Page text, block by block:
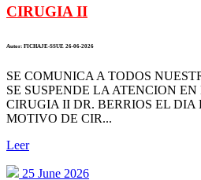
CIRUGIA II
Autor: FICHAJE-SSUE 26-06-2026
SE COMUNICA A TODOS
SE SUSPENDE LA ATENCION
CIRUGIA II DR. BERRIOS EL DIA
MOTIVO DE CIR...
Leer
25 June 2026